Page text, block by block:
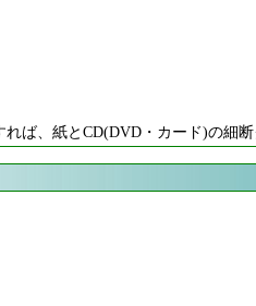
ば、紙とCD(DVD・カード)の細断